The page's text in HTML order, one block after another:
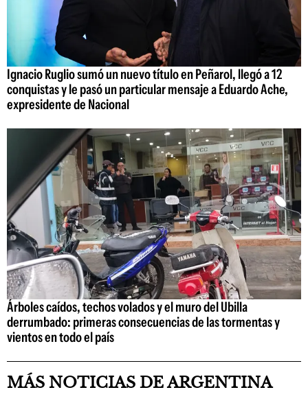
Ignacio Ruglio sumó un nuevo título en Peñarol, llegó a 12
conquistas y le pasó un particular mensaje a Eduardo Ache,
expresidente de Nacional
Árboles caídos, techos volados y el muro del Ubilla
derrumbado: primeras consecuencias de las tormentas y
vientos en todo el país
MÁS NOTICIAS DE ARGENTINA